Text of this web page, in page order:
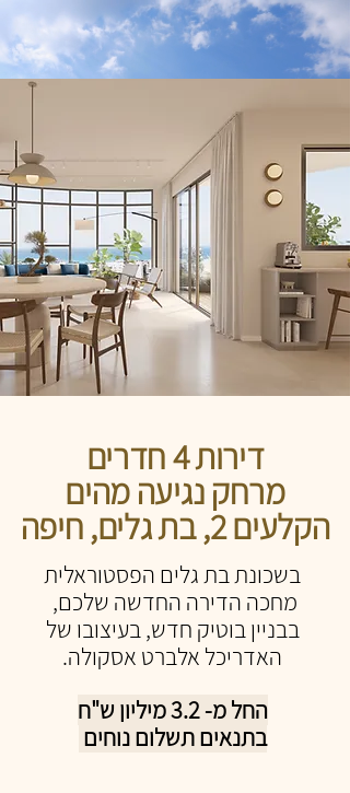
דירות 4 חדרים
מרחק נגיעה מהים
הקלעים 2, בת גלים, חיפה
בשכונת בת גלים הפסטוראלית
מחכה הדירה החדשה שלכם,
בבניין בוטיק חדש, בעיצובו של
האדריכל אלברט אסקולה.
החל מ- 3.2 מיליון ש"ח
בתנאים תשלום נוחים